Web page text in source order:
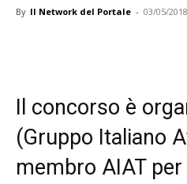
By Il Network del Portale - 03/05/2018
Il concorso è
(Gruppo Italiano
membro AIAT per